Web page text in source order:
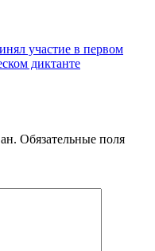
участие в первом
диктанте
Обязательные поля